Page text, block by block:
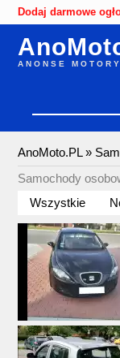
Dodaj darmowe
ANONSE
AnoMoto.PL»
Samochody
Wszystkie